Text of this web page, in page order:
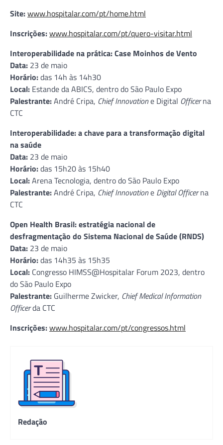
Site:www.hospitalar.com/pt/home.html
Inscrições:www.hospitalar.com/pt/quero-visitar.html
Interoperabilidade na prática: Case Moinhos de Vento
Data: 23 de maio
Horário:das 14h às 14h30
Local: Estande da ABICS, dentro do São Paulo Expo
Palestrante:André Cripa, Chief Innovatione Digital Officerna
CTC
Interoperabilidade: a chave para a transformação digital
na saúde
Data: 23 de maio
Horário:das 15h20 às 15h40
Local:Arena Tecnologia, dentro do São Paulo Expo
Palestrante:André Cripa, Chief Innovatione Digital Officerna
CTC
Open Health Brasil: estratégia nacional de
desfragmentação do Sistema Nacional de Saúde (RNDS)
Data: 23 de maio
Horário:das 14h35 às 15h35
Local: Congresso HIMSS@Hospitalar Forum 2023, dentro
do São Paulo Expo
Palestrante: Guilherme Zwicker, Chief Medical Information
Officerda CTC
Inscrições:www.hospitalar.com/pt/congressos.html
Redação